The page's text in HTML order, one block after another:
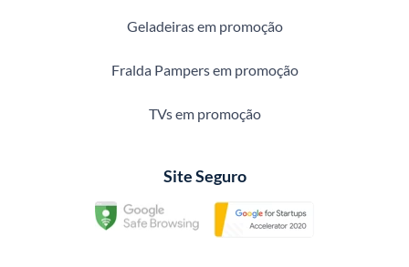
Geladeiras em promoção
Fralda Pampers em promoção
TVs em promoção
Site Seguro